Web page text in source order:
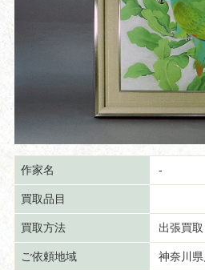
作家名 -
買取品目
買取方法 出張買取
ご依頼地域 神奈川